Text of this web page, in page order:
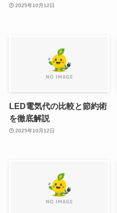
2025年10月12日
LED電気代の比較と節約術
を徹底解説
2025年10月12日